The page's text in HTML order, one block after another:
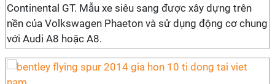
Continental GT. Mẫu xe siêu sang được xây dựng trên
nền của Volkswagen Phaeton và sử dụng động cơ chung
với Audi A8 hoặc A8.